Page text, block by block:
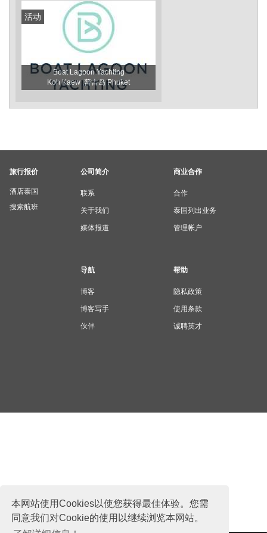
本网站使用Cookies以使您获得最佳体验。您需
同意我们对Cookie的使用以继续浏览本网站。
活动
Boat Lagoon Yachting
Koh Kaew ,普吉岛 Phuket
旅行报价
酒店泰国
搜索航班
公司简介
联系
关于我们
媒体报道
商业合作
合作
泰国列出业务
管理帐户
导航
博客
博客写手
伙伴
帮助
隐私政策
使用条款
诚聘英才